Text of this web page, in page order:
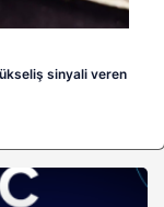
sinyali veren